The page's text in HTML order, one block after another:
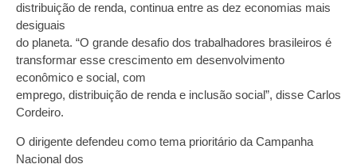
distribuição de renda, continua entre as dez economias mais
desiguais
do planeta. “O grande desafio dos trabalhadores brasileiros é
transformar esse crescimento em desenvolvimento
econômico e social, com
emprego, distribuição de renda e inclusão social”, disse Carlos
Cordeiro.
O dirigente defendeu como tema prioritário da Campanha
Nacional dos